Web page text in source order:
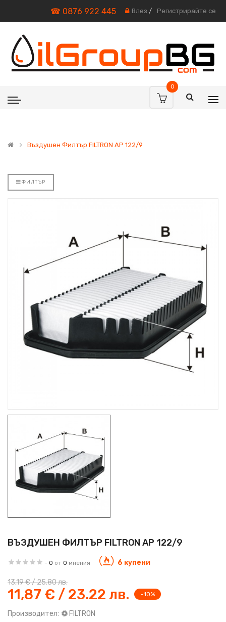
☎ 0876 922 445 Влез / Регистрирайте се
0
Въздушен Филтър FILTRON AP 122/9
ФИЛТЪР
ВЪЗДУШЕН ФИЛТЪР FILTRON AP 122/9
- 0 от 0 мнения 6 купени
11,87 € / 23.22 лв. -10%
13,19 € / 25.80 лв.
Производител:
FILTRON